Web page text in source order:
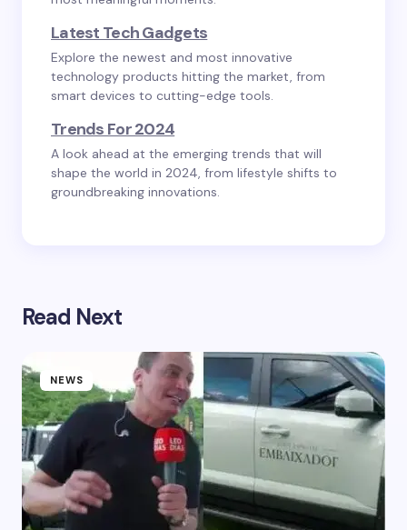
Latest Tech Gadgets
Explore the newest and most innovative
technology products hitting the market, from
smart devices to cutting-edge tools.
Trends For 2024
A look ahead at the emerging trends that will
shape the world in 2024, from lifestyle shifts to
groundbreaking innovations.
Read Next
NEWS